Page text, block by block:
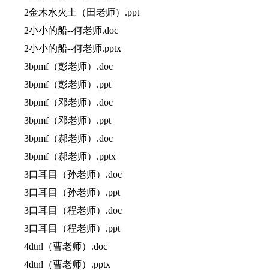
2金木水火土（田老师）.ppt
2小小的船--何老师.doc
2小小的船--何老师.pptx
3bpmf（彭老师）.doc
3bpmf（彭老师）.ppt
3bpmf（邓老师）.doc
3bpmf（邓老师）.ppt
3bpmf（郝老师）.doc
3bpmf（郝老师）.pptx
3口耳目（孙老师）.doc
3口耳目（孙老师）.ppt
3口耳目（程老师）.doc
3口耳目（程老师）.ppt
4dtnl（曹老师）.doc
4dtnl（曹老师）.pptx